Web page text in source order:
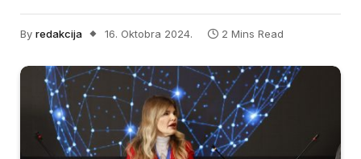
By redakcija 16. Oktobra 2024. 2 Mins Read